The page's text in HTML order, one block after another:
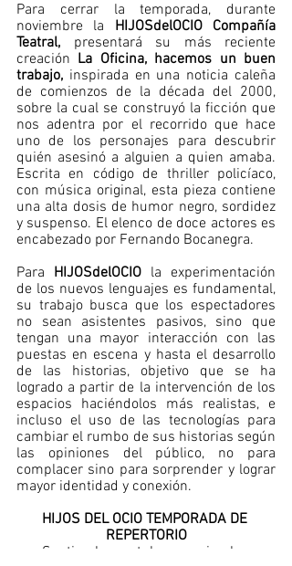
Para cerrar la temporada, durante
noviembre la HIJOSdelOCIO Compañía
Teatral, presentará su más reciente
creación La Oficina, hacemos un buen
trabajo, inspirada en una noticia caleña
de comienzos de la década del 2000,
sobre la cual se construyó la ficción que
nos adentra por el recorrido que hace
uno de los personajes para descubrir
quién asesinó a alguien a quien amaba.
Escrita en código de thriller policíaco,
con música original, esta pieza contiene
una alta dosis de humor negro, sordidez
y suspenso. El elenco de doce actores es
encabezado por Fernando Bocanegra.
Para HIJOSdelOCIO la experimentación
de los nuevos lenguajes es fundamental,
su trabajo busca que los espectadores
no sean asistentes pasivos, sino que
tengan una mayor interacción con las
puestas en escena y hasta el desarrollo
de las historias, objetivo que se ha
logrado a partir de la intervención de los
espacios haciéndolos más realistas, e
incluso el uso de las tecnologías para
cambiar el rumbo de sus historias según
las opiniones del público, no para
complacer sino para sorprender y lograr
mayor identidad y conexión.
HIJOS DEL OCIO TEMPORADA DE
REPERTORIO
Septiembre, octubre y noviembre